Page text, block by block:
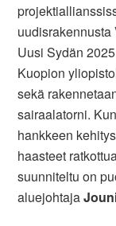
Uusi Sydän
Kuopion
sekä
sairaalatorni.
hankkeen
haasteet
suunniteltu on
aluejohtaja